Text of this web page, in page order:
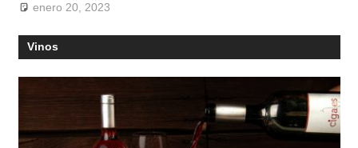
enero 20, 2023
Vinos